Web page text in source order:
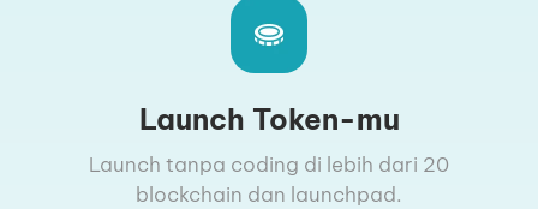
Launch Token-mu
Launch tanpa coding di lebih dari 20
blockchain dan launchpad.